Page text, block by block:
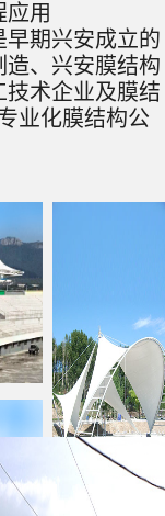
应用
期兴安成立的
、兴安膜结构
术企业及膜结
业化膜结构公